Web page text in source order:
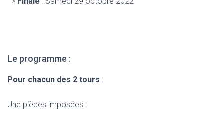
Le programme :
Pour chacun des 2 tours :
Une pièces imposées :